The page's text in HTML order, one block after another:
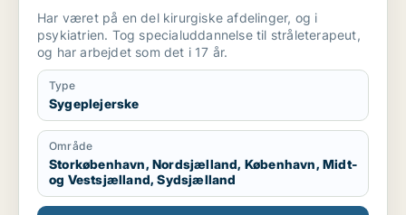
Har været på en del kirurgiske afdelinger, og i
psykiatrien. Tog specialuddannelse til stråleterapeut,
og har arbejdet som det i 17 år.
Type
Sygeplejerske
Område
Storkøbenhavn, Nordsjælland, København, Midt-
og Vestsjælland, Sydsjælland